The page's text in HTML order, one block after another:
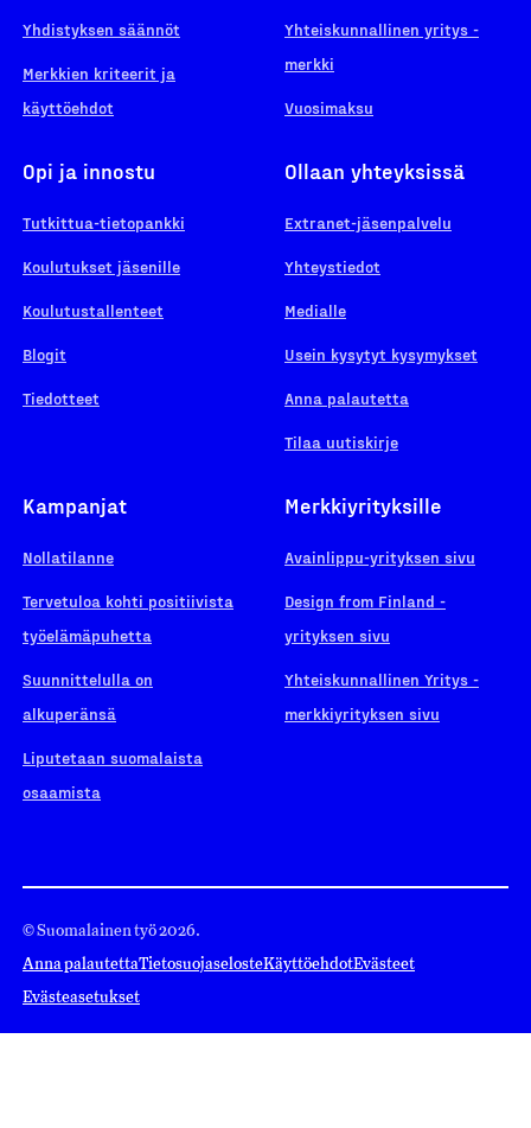
Yhdistyksen säännöt
Merkkien kriteerit ja
käyttöehdot
Yhteiskunnallinen yritys -
merkki
Vuosimaksu
Opi ja innostu
Tutkittua-tietopankki
Koulutukset jäsenille
Koulutustallenteet
Blogit
Tiedotteet
Ollaan yhteyksissä
Extranet-jäsenpalvelu
Yhteystiedot
Medialle
Usein kysytyt kysymykset
Anna palautetta
Tilaa uutiskirje
Kampanjat
Nollatilanne
Tervetuloa kohti positiivista
työelämäpuhetta
Suunnittelulla on
alkuperänsä
Liputetaan suomalaista
osaamista
Merkkiyrityksille
Avainlippu-yrityksen sivu
Design from Finland -
yrityksen sivu
Yhteiskunnallinen Yritys -
merkkiyrityksen sivu
© Suomalainen työ 2026.
Anna palautettaTietosuojaselosteKäyttöehdotEvästeet
Evästeasetukset